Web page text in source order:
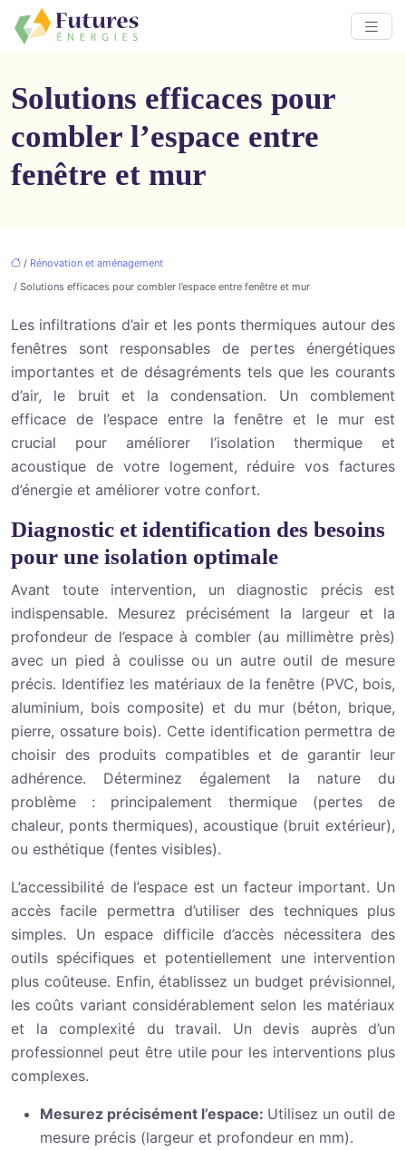
Solutions efficaces pour
combler l’espace entre
fenêtre et mur
/ Rénovation et aménagement
/ Solutions efficaces pour combler l’espace entre fenêtre et mur
Les infiltrations d’air et les ponts thermiques autour des
fenêtres sont responsables de pertes énergétiques
importantes et de désagréments tels que les courants
d’air, le bruit et la condensation. Un comblement
efficace de l’espace entre la fenêtre et le mur est
crucial pour améliorer l’isolation thermique et
acoustique de votre logement, réduire vos factures
d’énergie et améliorer votre confort.
Diagnostic et identification des besoins
pour une isolation optimale
Avant toute intervention, un diagnostic précis est
indispensable. Mesurez précisément la largeur et la
profondeur de l’espace à combler (au millimètre près)
avec un pied à coulisse ou un autre outil de mesure
précis. Identifiez les matériaux de la fenêtre (PVC, bois,
aluminium, bois composite) et du mur (béton, brique,
pierre, ossature bois). Cette identification permettra de
choisir des produits compatibles et de garantir leur
adhérence. Déterminez également la nature du
problème : principalement thermique (pertes de
chaleur, ponts thermiques), acoustique (bruit extérieur),
ou esthétique (fentes visibles).
L’accessibilité de l’espace est un facteur important. Un
accès facile permettra d’utiliser des techniques plus
simples. Un espace difficile d’accès nécessitera des
outils spécifiques et potentiellement une intervention
plus coûteuse. Enfin, établissez un budget prévisionnel,
les coûts variant considérablement selon les matériaux
et la complexité du travail. Un devis auprès d’un
professionnel peut être utile pour les interventions plus
complexes.
Mesurez précisément l’espace: Utilisez un outil de
mesure précis (largeur et profondeur en mm).